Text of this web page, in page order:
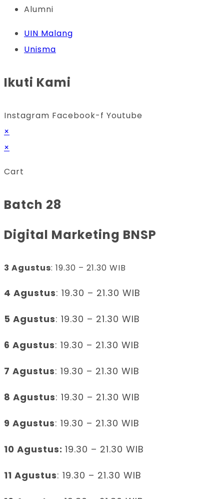
Alumni
UIN Malang
Unisma
Ikuti Kami
Instagram Facebook-f Youtube
×
×
Cart
Batch 28
Digital Marketing BNSP
3 Agustus: 19.30 – 21.30 WIB
4 Agustus: 19.30 – 21.30 WIB
5 Agustus: 19.30 – 21.30 WIB
6 Agustus: 19.30 – 21.30 WIB
7 Agustus: 19.30 – 21.30 WIB
8 Agustus: 19.30 – 21.30 WIB
9 Agustus: 19.30 – 21.30 WIB
10 Agustus: 19.30 – 21.30 WIB
11 Agustus: 19.30 – 21.30 WIB